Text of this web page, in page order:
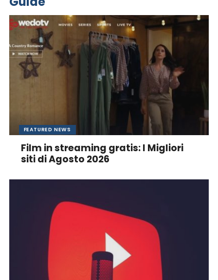
FEATURED NEWS
Film in streaming gratis: I Migliori
siti di Agosto 2026